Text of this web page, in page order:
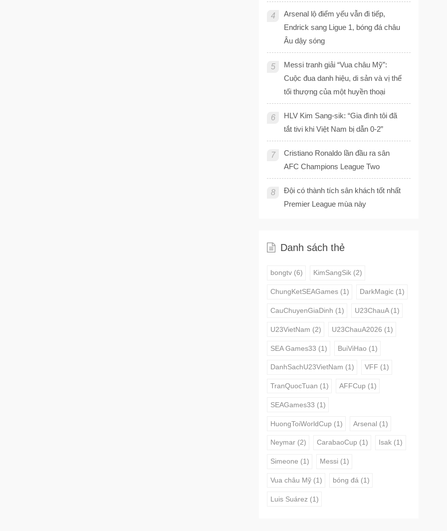
4
Arsenal lộ điểm yếu vẫn đi tiếp,
Endrick sang Ligue 1, bóng đá châu
Âu dậy sóng
5
​Messi tranh giải “Vua châu Mỹ”:
Cuộc đua danh hiệu, di sản và vị thế
tối thượng của một huyền thoại
6
HLV Kim Sang-sik: “Gia đình tôi đã
tắt tivi khi Việt Nam bị dẫn 0-2”
7
Cristiano Ronaldo lần đầu ra sân
AFC Champions League Two
8
Đội có thành tích sân khách tốt nhất
Premier League mùa này
Danh sách thẻ
bongtv(6) KimSangSik(2)
ChungKetSEAGames(1) DarkMagic(1)
CauChuyenGiaDinh (1) U23ChauA(1)
U23VietNam (2) U23ChauA2026 (1)
SEA Games33 (1) BuiViHao (1)
DanhSachU23VietNam (1) VFF (1)
TranQuocTuan (1) AFFCup (1)
SEAGames33 (1)
HuongToiWorldCup (1) Arsenal (1)
Neymar(2) CarabaoCup (1) Isak(1)
Simeone (1) Messi (1)
Vua châu Mỹ(1) bóng đá (1)
Luis Suárez (1)